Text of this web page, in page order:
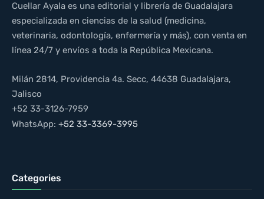
Cuellar Ayala es una editorial y librería de Guadalajara
especializada en ciencias de la salud (medicina,
veterinaria, odontología, enfermería y más), con venta en
línea 24/7 y envíos a toda la República Mexicana.
Milán 2814, Providencia 4a. Secc, 44638 Guadalajara,
Jalisco
+52 33-3126-7959
WhatsApp: +52 33-3369-3995
Categories